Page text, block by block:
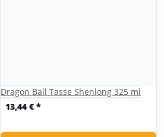
Dragon Ball Tasse Shenlong 325 ml
13,44 € *